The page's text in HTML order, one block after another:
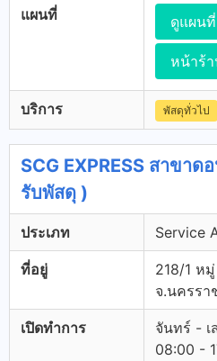
แผนที่ ดูแผนที่
หน้าร้
บริการ พัสดุทั่วไป
SCG EXPRESS สาขา
รับพัสดุ )
ประเภท Service
ที่อยู่
218/1 ห
จ.นครรา
เปิดทำการ
จันทร์ - เ
08:00 -